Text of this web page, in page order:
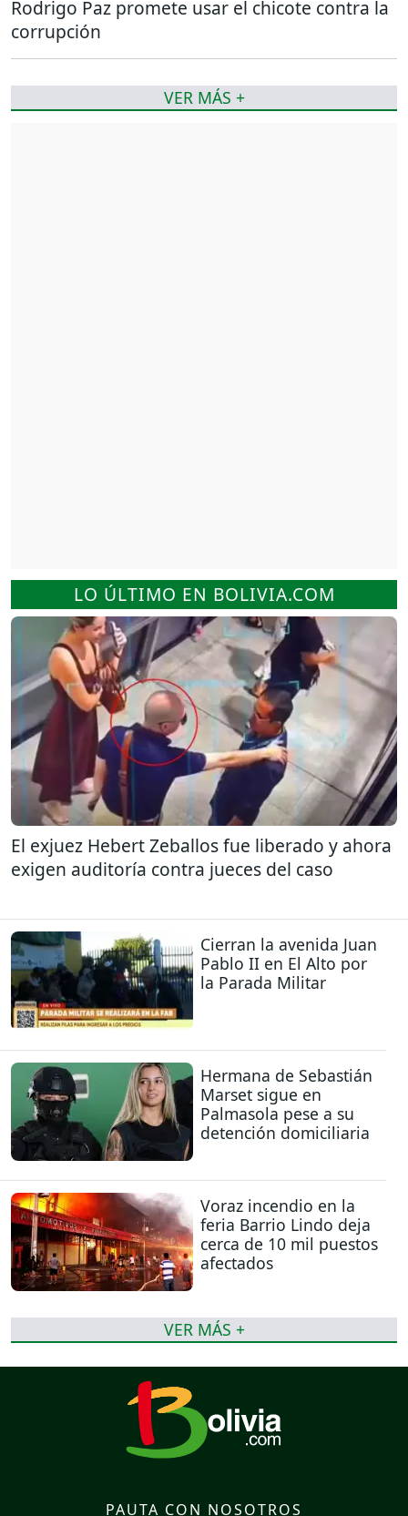
LO ÚLTIMO EN BOLIVIA.COM
El exjuez Hebert Zeballos fue liberado y ahora
exigen auditoría contra jueces del caso
Cierran la avenida Juan
Pablo II en El Alto por
la Parada Militar
Hermana de Sebastián
Marset sigue en
Palmasola pese a su
detención domiciliaria
Voraz incendio en la
feria Barrio Lindo deja
cerca de 10 mil puestos
afectados
VER MÁS +
Rodrigo Paz promete usar el chicote contra la
corrupción
VER MÁS +
PAUTA CON NOSOTROS